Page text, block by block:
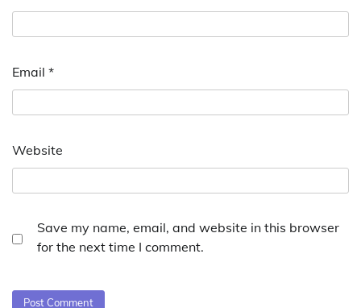
Email *
Website
Save my name, email, and website in this browser
for the next time I comment.